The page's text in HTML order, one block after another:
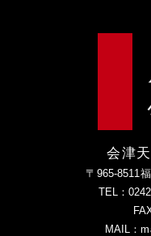
会津
〒965-8511
TEL：
MAIL：